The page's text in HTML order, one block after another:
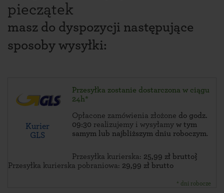
pieczątek
masz do dyspozycji następujące
sposoby wysyłki:
Kurier
GLS
Przesyłka zostanie dostarczona w ciągu
24h*
Opłacone zamówienia złożone do godz.
09:30 realizujemy i wysyłamy w tym
samym lub najbliższym dniu roboczym.
Przesyłka kurierska: 25,99 zł brutto}
Przesyłka kurierska pobraniowa: 29,99 zł brutto
* dni robocze